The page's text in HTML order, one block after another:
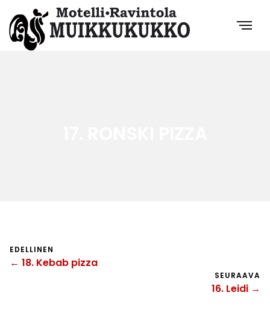
EDELLINEN
← 18. Kebab pizza
SEURAAVA
16. Leidi →